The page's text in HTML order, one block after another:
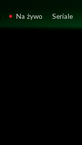
Na żywo Seriale